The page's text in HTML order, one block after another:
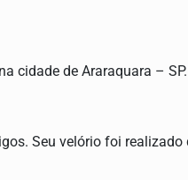
cidade de Araraquara – SP.
Seu velório foi